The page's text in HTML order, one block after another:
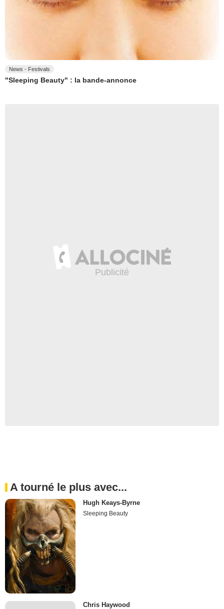
News - Festivals
"Sleeping Beauty" : la bande-annonce
A tourné le plus avec...
Hugh Keays-Byrne
Sleeping Beauty
Chris Haywood